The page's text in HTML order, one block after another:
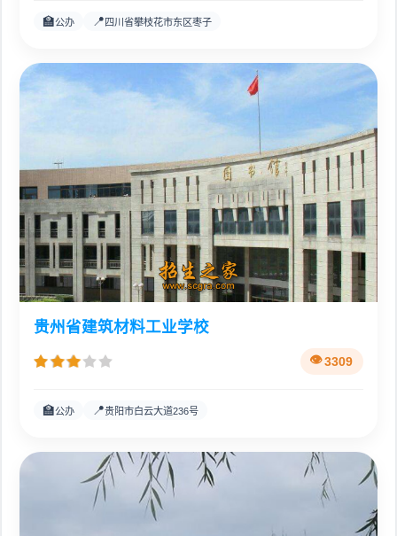
🏫公办 📍 四川省攀枝花市东区枣子
贵州省建筑材料工业学校
3309
🏫公办 📍贵阳市白云大道236号